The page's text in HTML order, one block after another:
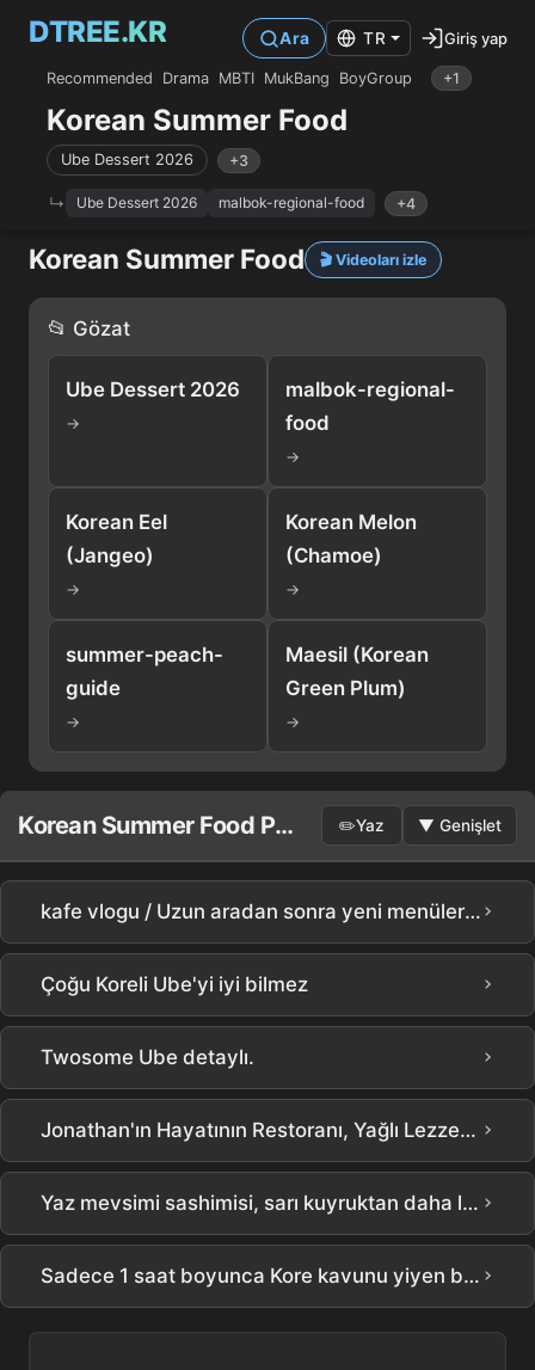
DTREE.KR
Recommended Drama MBTI MukBang BoyGroup +1
Korean Summer Food
Ube Dessert 2026 +3
Ube Dessert 2026 malbok-regional-food +4
Ara TR Giriş yap
Korean Summer Food 🎬 Videoları izle
📂 Gözat
Ube Dessert 2026
→
malbok-regional-
food
→
Korean Eel
(Jangeo)
→
Korean Melon
(Chamoe)
→
summer-peach-
guide
→
Maesil (Korean
Green Plum)
→
Korean Summer Food Panosu ✏️Yaz ▼ Genişlet
kafe vlogu / Uzun aradan sonra yeni menülerimiz çıktı! / Ube Latte / Ube Matcha / Ube Tatlı Patates / Ube Einspanner / 9 yıllık kafe sahibinin vlogu / kafe tarifleri / kafe içecekleri / kafe menüsü ›
Çoğu Koreli Ube'yi iyi bilmez ›
Twosome Ube detaylı. ›
Jonathan'ın Hayatının Restoranı, Yağlı Lezzetin En İyisi Olduğu Yer 👍 Yongsan-gu, Seul Izgara Yılan Balığı Mukbang #어디로튈지몰라 EP.8 ›
Yaz mevsimi sashimisi, sarı kuyruktan daha lezzetli ›
Sadece 1 saat boyunca Kore kavunu yiyen biri, nasıl olur? #shorts ›